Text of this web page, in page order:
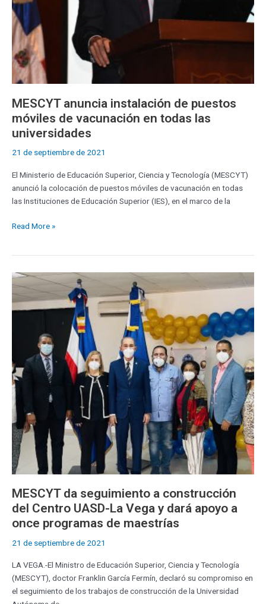
MESCYT anuncia instalación de puestos
móviles de vacunación en todas las
universidades
21 de septiembre de 2021
El Ministerio de Educación Superior, Ciencia y Tecnología (MESCYT)
anunció la colocación de puestos móviles de vacunación en todas
las Instituciones de Educación Superior (IES), en el marco de la
todas
las
universidades
Read More »
MESCYT da seguimiento a construcción
del Centro UASD-La Vega y dará apoyo a
once programas de maestrías
21 de septiembre de 2021
LA VEGA.-El Ministro de Educación Superior, Ciencia y Tecnología
(MESCYT), doctor Franklin García Fermín, declaró su compromiso en
el seguimiento de los trabajos de construcción de la Universidad
MESCYT
da
seguimiento
Centro
UASD-
La
Vega
y
dará
apoyo
a
once
programas
de
maestrías